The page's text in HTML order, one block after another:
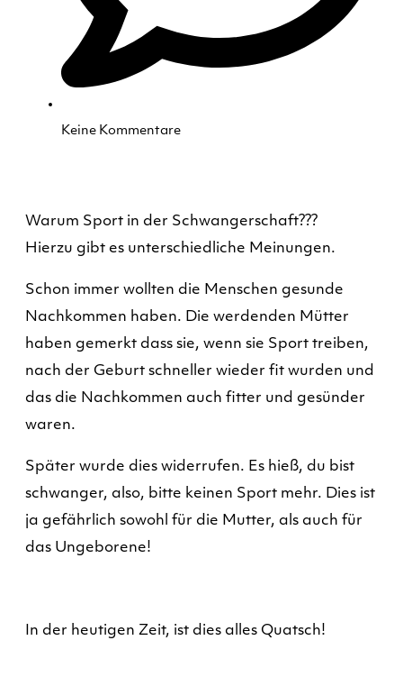
Keine Kommentare
Warum Sport in der Schwangerschaft???
Hierzu gibt es unterschiedliche Meinungen.
Schon immer wollten die Menschen gesunde
Nachkommen haben. Die werdenden Mütter
haben gemerkt dass sie, wenn sie Sport treiben,
nach der Geburt schneller wieder fit wurden und
das die Nachkommen auch fitter und gesünder
waren.
Später wurde dies widerrufen. Es hieß, du bist
schwanger, also, bitte keinen Sport mehr. Dies ist
ja gefährlich sowohl für die Mutter, als auch für
das Ungeborene!
In der heutigen Zeit, ist dies alles Quatsch!